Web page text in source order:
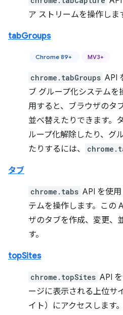
ア ストリームを操作しま
tabGroups
Chrome 89+ MV3+
chrome.tabGroups API
ブ グループ化システムを
用すると、ブラウザのタ
並べ替えたりできます。
ループ化解除したり、グ
たりするには、
タブ
chrome.tabs API を使
テムを操作します。この
ザのタブを作成、変更、
す。
topSites
chrome.topSites API
ージに表示される上位サ
イト）にアクセスします